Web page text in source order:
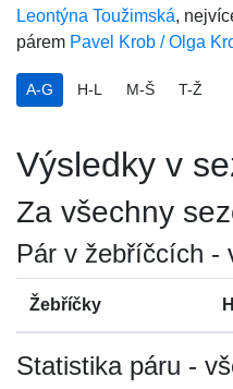
Leontýna Toužimská,
párem Pavel Krob / Olga
A-G H-L M-Š T-Ž
Výsledky v
Za všechny
Pár v žebříčcích -
Žebříčky
Statistika páru -